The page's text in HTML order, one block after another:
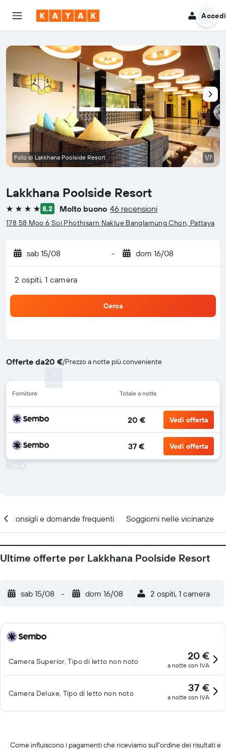
Accedi
Lakkhana Poolside Resort
4 stelle 8,2 Molto buono 46 recensioni
178 58 Moo 6 Soi Phothisarn Naklue Banglamung Chon, Pattaya
sab 15/08 - dom 16/08
2 ospiti, 1 camera
Cerca
Offerte da20 €/Prezzo a notte più conveniente
Fornitore Totale a notte
20 € Vedi offerta
37 € Vedi offerta
Foto di Lakkhana Poolside Resort 1/7
Consigli e domande frequenti Soggiorni nelle vicinanze
Ultime offerte per Lakkhana Poolside Resort
sab 15/08 - dom 16/08 2 ospiti, 1 camera
Camera Superior, Tipo di letto non noto 20 €
a notte con IVA
Camera Deluxe, Tipo di letto non noto 37 €
a notte con IVA
Come influiscono i pagamenti che riceviamo sull'ordine dei risultati e